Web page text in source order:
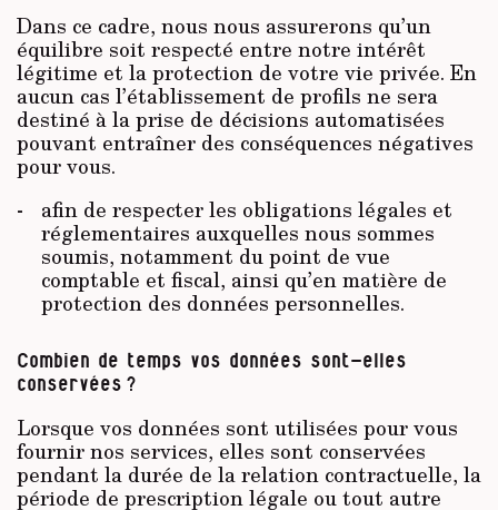
Dans ce cadre, nous nous assurerons qu’un
équilibre soit respecté entre notre intérêt
légitime et la protection de votre vie privée. En
aucun cas l’établissement de profils ne sera
destiné à la prise de décisions automatisées
pouvant entraîner des conséquences négatives
pour vous.
afin de respecter les obligations légales et
réglementaires auxquelles nous sommes
soumis, notamment du point de vue
comptable et fiscal, ainsi qu’en matière de
protection des données personnelles.
Combien de temps vos données sont-elles
conservées ?
Lorsque vos données sont utilisées pour vous
fournir nos services, elles sont conservées
pendant la durée de la relation contractuelle, la
période de prescription légale ou tout autre